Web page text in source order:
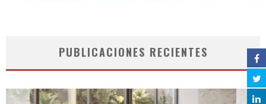
PUBLICACIONES RECIENTES